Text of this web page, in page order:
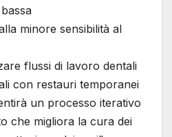
minore sensibilità al
flussi di lavoro dentali
con restauri temporanei
un processo iterativo
che migliora la cura dei